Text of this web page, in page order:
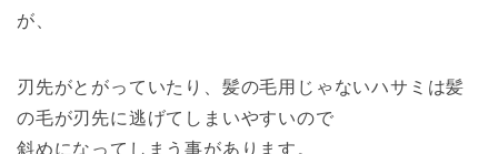
が、
刃先がとがっていたり、 髪の毛用じゃないハサミは髪
の毛が刃先に逃げてしまいやすいので
斜めになってしまう事があります。